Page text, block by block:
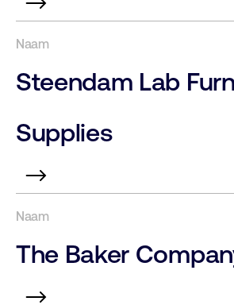
Steendam Lab
Supplies
The Baker